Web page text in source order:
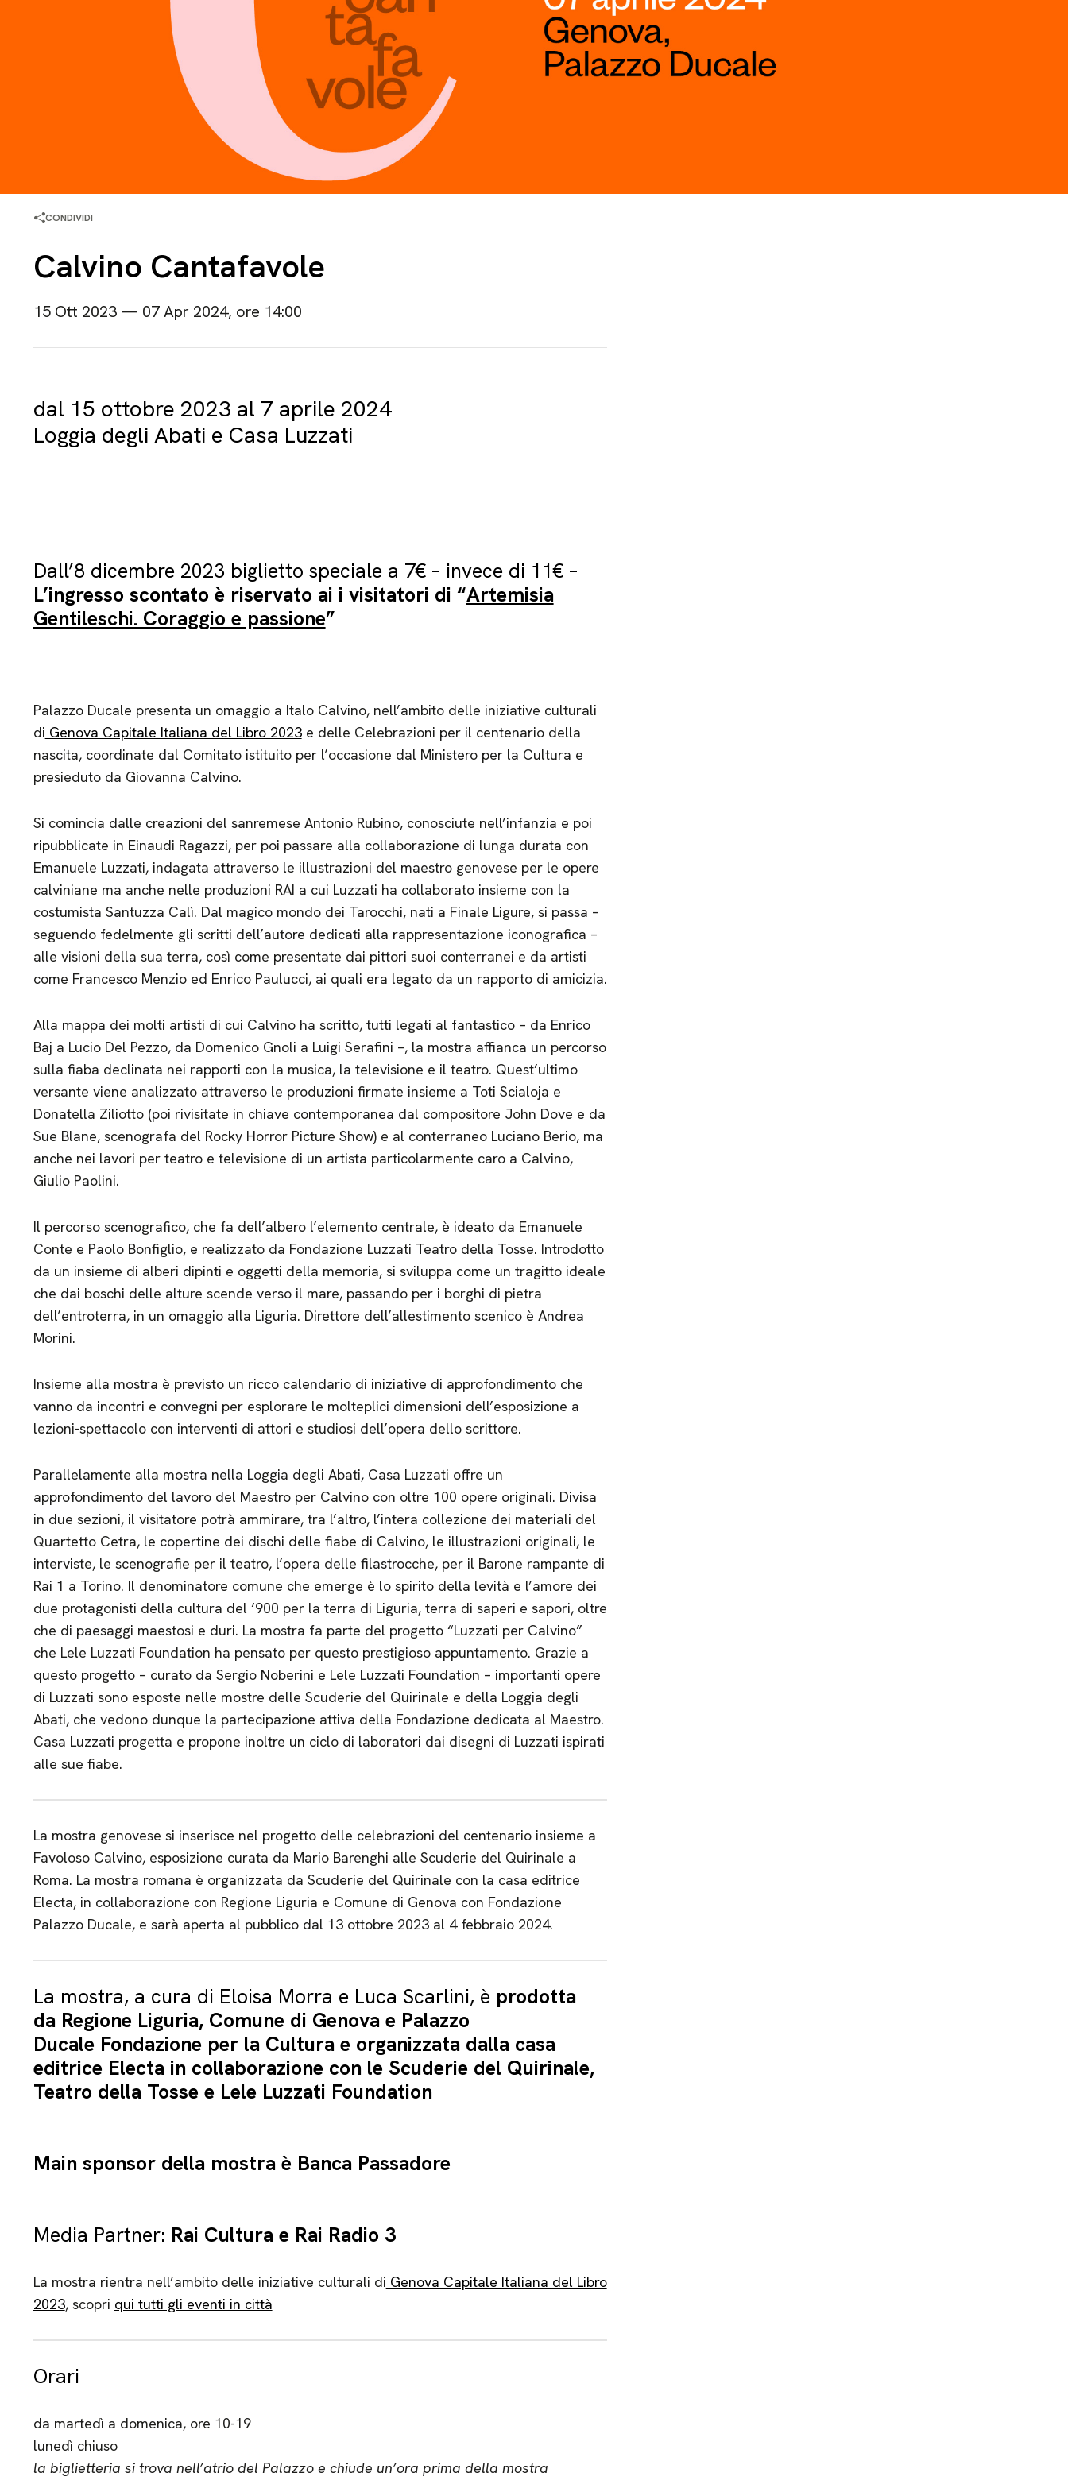
CONDIVIDI
Calvino Cantafavole
15 Ott 2023 — 07 Apr 2024, ore 14:00
dal 15 ottobre 2023 al 7 aprile 2024
Loggia degli Abati e Casa Luzzati
Dall’8 dicembre 2023 biglietto speciale a 7€ – invece di 11€ –
L’ingresso scontato è riservato ai i visitatori di “Artemisia
Gentileschi. Coraggio e passione”
Palazzo Ducale presenta un omaggio a Italo Calvino, nell’ambito delle iniziative culturali
di Genova Capitale Italiana del Libro 2023e delle Celebrazioni per il centenario della
nascita, coordinate dal Comitato istituito per l’occasione dal Ministero per la Cultura e
presieduto da Giovanna Calvino.
Si comincia dalle creazioni del sanremese Antonio Rubino, conosciute nell’infanzia e poi
ripubblicate in Einaudi Ragazzi, per poi passare alla collaborazione di lunga durata con
Emanuele Luzzati, indagata attraverso le illustrazioni del maestro genovese per le opere
calviniane ma anche nelle produzioni RAI a cui Luzzati ha collaborato insieme con la
costumista Santuzza Calì. Dal magico mondo dei Tarocchi, nati a Finale Ligure, si passa –
seguendo fedelmente gli scritti dell’autore dedicati alla rappresentazione iconografica –
alle visioni della sua terra, così come presentate dai pittori suoi conterranei e da artisti
come Francesco Menzio ed Enrico Paulucci, ai quali era legato da un rapporto di amicizia.
Alla mappa dei molti artisti di cui Calvino ha scritto, tutti legati al fantastico – da Enrico
Baj a Lucio Del Pezzo, da Domenico Gnoli a Luigi Serafini –, la mostra affianca un percorso
sulla fiaba declinata nei rapporti con la musica, la televisione e il teatro. Quest’ultimo
versante viene analizzato attraverso le produzioni firmate insieme a Toti Scialoja e
Donatella Ziliotto (poi rivisitate in chiave contemporanea dal compositore John Dove e da
Sue Blane, scenografa del Rocky Horror Picture Show) e al conterraneo Luciano Berio, ma
anche nei lavori per teatro e televisione di un artista particolarmente caro a Calvino,
Giulio Paolini.
Il percorso scenografico, che fa dell’albero l’elemento centrale, è ideato da Emanuele
Conte e Paolo Bonfiglio, e realizzato da Fondazione Luzzati Teatro della Tosse. Introdotto
da un insieme di alberi dipinti e oggetti della memoria, si sviluppa come un tragitto ideale
che dai boschi delle alture scende verso il mare, passando per i borghi di pietra
dell’entroterra, in un omaggio alla Liguria. Direttore dell’allestimento scenico è Andrea
Morini.
Insieme alla mostra è previsto un ricco calendario di iniziative di approfondimento che
vanno da incontri e convegni per esplorare le molteplici dimensioni dell’esposizione a
lezioni-spettacolo con interventi di attori e studiosi dell’opera dello scrittore.
Parallelamente alla mostra nella Loggia degli Abati, Casa Luzzati offre un
approfondimento del lavoro del Maestro per Calvino con oltre 100 opere originali. Divisa
in due sezioni, il visitatore potrà ammirare, tra l’altro, l’intera collezione dei materiali del
Quartetto Cetra, le copertine dei dischi delle fiabe di Calvino, le illustrazioni originali, le
interviste, le scenografie per il teatro, l’opera delle filastrocche, per il Barone rampante di
Rai 1 a Torino. Il denominatore comune che emerge è lo spirito della levità e l’amore dei
due protagonisti della cultura del ‘900 per la terra di Liguria, terra di saperi e sapori, oltre
che di paesaggi maestosi e duri. La mostra fa parte del progetto “Luzzati per Calvino”
che Lele Luzzati Foundation ha pensato per questo prestigioso appuntamento. Grazie a
questo progetto – curato da Sergio Noberini e Lele Luzzati Foundation – importanti opere
di Luzzati sono esposte nelle mostre delle Scuderie del Quirinale e della Loggia degli
Abati, che vedono dunque la partecipazione attiva della Fondazione dedicata al Maestro.
Casa Luzzati progetta e propone inoltre un ciclo di laboratori dai disegni di Luzzati ispirati
alle sue fiabe.
La mostra genovese si inserisce nel progetto delle celebrazioni del centenario insieme a
Favoloso Calvino, esposizione curata da Mario Barenghi alle Scuderie del Quirinale a
Roma. La mostra romana è organizzata da Scuderie del Quirinale con la casa editrice
Electa, in collaborazione con Regione Liguria e Comune di Genova con Fondazione
Palazzo Ducale, e sarà aperta al pubblico dal 13 ottobre 2023 al 4 febbraio 2024.
La mostra, a cura di Eloisa Morra e Luca Scarlini, è prodotta
da Regione Liguria, Comune di Genova e Palazzo
Ducale Fondazione per la Cultura e organizzata dalla casa
editrice Electa in collaborazione con le Scuderie del Quirinale,
Teatro della Tosse e Lele Luzzati Foundation
Main sponsor della mostra è Banca Passadore
Media Partner: Rai Cultura e Rai Radio 3
La mostra rientra nell’ambito delle iniziative culturali di Genova Capitale Italiana del Libro
2023, scopri qui tutti gli eventi in città
Orari
da martedì a domenica, ore 10-19
lunedì chiuso
la biglietteria si trova nell’atrio del Palazzo e chiude un’ora prima della mostra